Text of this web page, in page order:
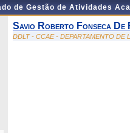
de Gestão de Atividades
Savio Roberto Fonseca De
DDLT - CCAE - DEPARTAMENTO DE